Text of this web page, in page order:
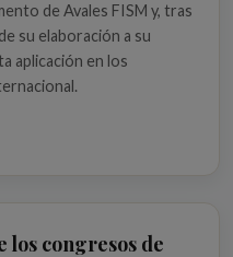
de Avales FISM y, tras
su elaboración a su
aplicación en los
los congresos de